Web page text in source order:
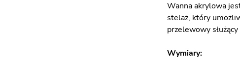
Wanna akrylowa
stelaż, który
przelewowy
Wymiary: